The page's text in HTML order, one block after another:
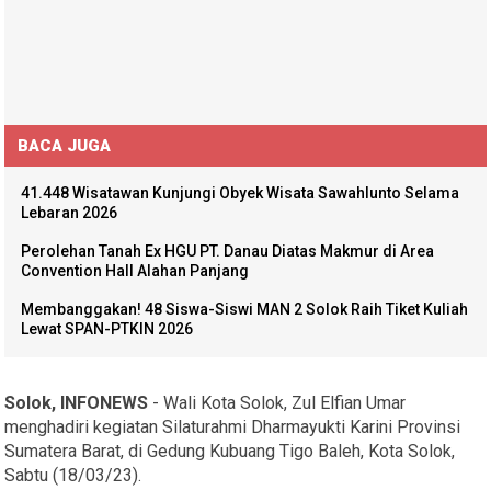
BACA JUGA
41.448 Wisatawan Kunjungi Obyek Wisata Sawahlunto Selama
Lebaran 2026
Perolehan Tanah Ex HGU PT. Danau Diatas Makmur di Area
Convention Hall Alahan Panjang
Membanggakan! 48 Siswa-Siswi MAN 2 Solok Raih Tiket Kuliah
Lewat SPAN-PTKIN 2026
Solok, INFONEWS - Wali Kota Solok, Zul Elfian Umar
menghadiri kegiatan Silaturahmi Dharmayukti Karini Provinsi
Sumatera Barat, di Gedung Kubuang Tigo Baleh, Kota Solok,
Sabtu (18/03/23).